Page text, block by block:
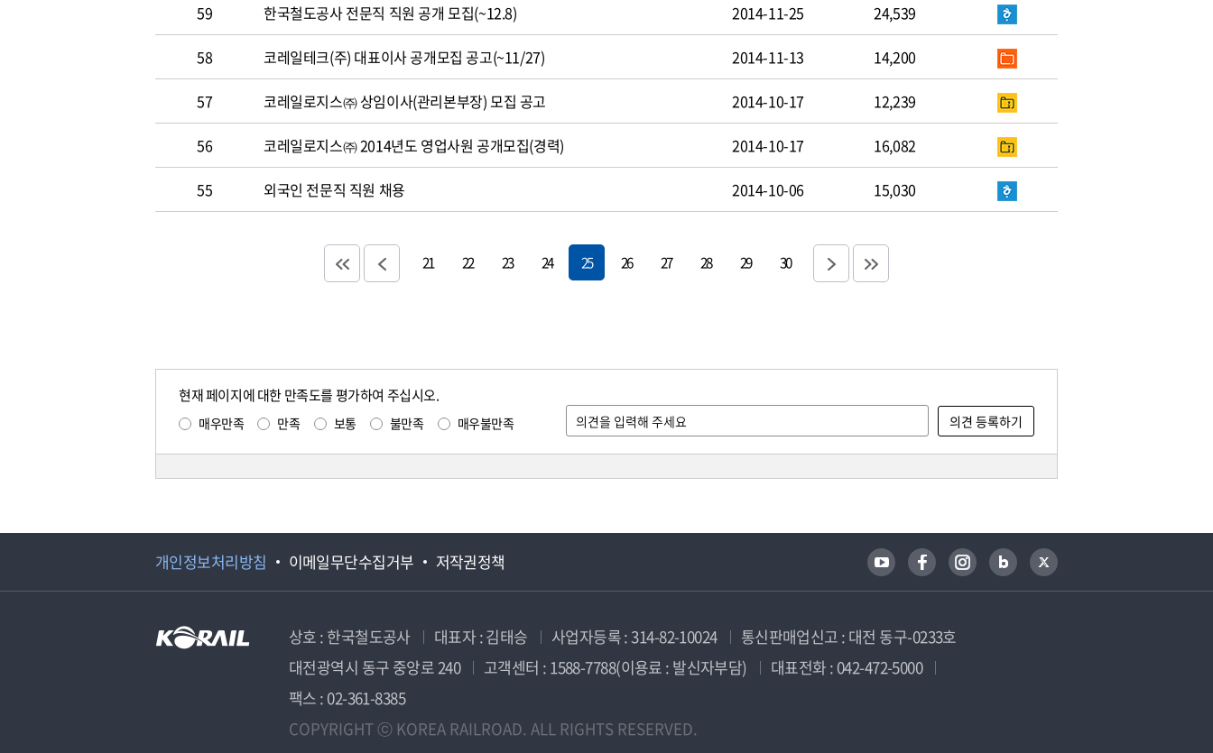
59 한국철도공사 전문직 직원 공개 모집(~12.8) 2014-11-25 24,539
58 코레일테크(주) 대표이사 공개모집 공고(~11/27) 2014-11-13 14,200
57 코레일로지스㈜ 상임이사(관리본부장) 모집 공고 2014-10-17 12,239
56 코레일로지스㈜ 2014년도 영업사원 공개모집(경력) 2014-10-17 16,082
55 외국인 전문직 직원 채용 2014-10-06 15,030
21 22 23 24 25 26 27 28 29 30
현재 페이지에 대한 만족도를 평가하여 주십시오.
매우만족 만족 보통 불만족 매우불만족
개인정보처리방침 이메일무단수집거부 저작권정책
상호 : 한국철도공사 대표자 : 김태승 사업자등록 : 314-82-10024
통신판매업신고 : 대전 동구-0233호
대전광역시 동구 중앙로 240
고객센터 : 1588-7788(이용료 : 발신자부담)
대표전화 : 042-472-5000
팩스 : 02-361-8385
COPYRIGHT ⓒ KOREA RAILROAD. ALL RIGHTS RESERVED.